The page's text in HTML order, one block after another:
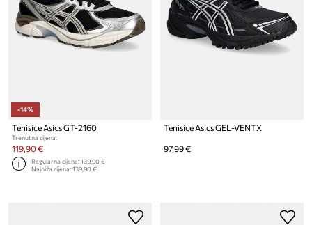
-14%
Tenisice Asics GT-2160
Trenutna cijena:
119,90 €
Regularna cijena:139,90 €
Najniža cijena:139,90 €
Tenisice Asics GEL-VENTX
97,99 €